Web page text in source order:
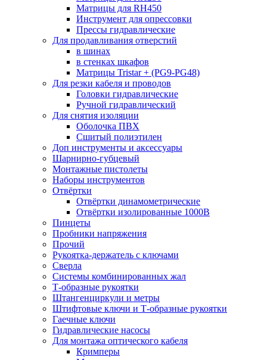
Матрицы для RH450
Инструмент для опрессовки
Прессы гидравлические
Для продавливания отверстий
в шинах
в стенках шкафов
Матрицы Tristar + (PG9-PG48)
Для резки кабеля и проводов
Головки гидравлические
Ручной гидравлический
Для снятия изоляции
Оболочка ПВХ
Сшитый полиэтилен
Доп инструменты и аксессуары
Шарнирно-губцевый
Монтажные пистолеты
Наборы инструментов
Отвёртки
Отвёртки динамометрические
Отвёртки изолированные 1000В
Пинцеты
Пробники напряжения
Прочий
Рукоятка-держатель с ключами
Сверла
Системы комбинированных жал
Т-образные рукоятки
Штангенциркули и метры
Штифтовые ключи и Т-образные рукоятки
Гаечные ключи
Гидравлические насосы
Для монтажа оптического кабеля
Кримперы